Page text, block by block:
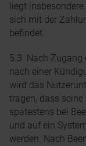
liegt
sich mit der
befindet.
5.3. Nach Zugang
nach einer
wird das
tragen, dass
spätestens bei
und auf ein
werden. Nach